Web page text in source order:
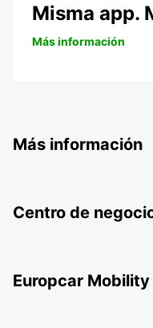
Misma app.
Más información
Más información
Centro de
Europcar Mobility